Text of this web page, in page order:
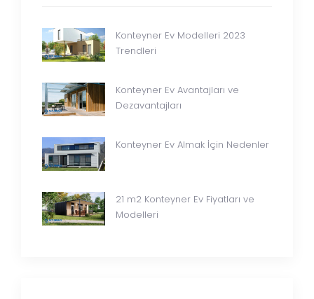
Konteyner Ev Modelleri 2023
Trendleri
Konteyner Ev Avantajları ve
Dezavantajları
Konteyner Ev Almak İçin Nedenler
21 m2 Konteyner Ev Fiyatları ve
Modelleri